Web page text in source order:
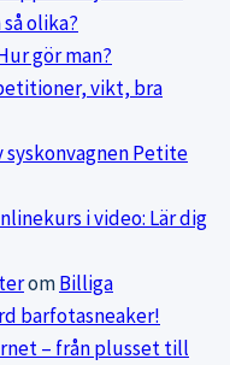
olika?
gör man?
vikt, bra
syskonvagnen Petite
i video: Lär dig
omBilliga
barfotasneaker!
– från plusset till